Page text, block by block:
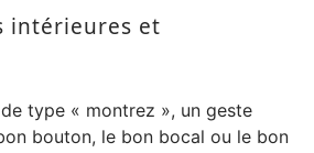
intérieures et
type « montrez », un geste
bouton, le bon bocal ou le bon